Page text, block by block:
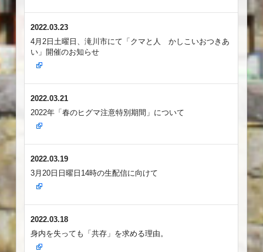
2022.03.23
4月2日土曜日、滝川市にて「クマと人 かしこいおつきあ
い」開催のお知らせ
2022.03.21
2022年「春のヒグマ注意特別期間」について
2022.03.19
3月20日日曜日14時の生配信に向けて
2022.03.18
身内を失っても「共存」を求める理由。